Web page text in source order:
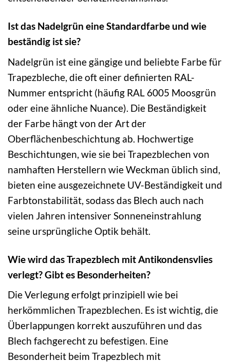
Ist das Nadelgrün eine Standardfarbe und wie
beständig ist sie?
Nadelgrün ist eine gängige und beliebte Farbe für
Trapezbleche, die oft einer definierten RAL-
Nummer entspricht (häufig RAL 6005 Moosgrün
oder eine ähnliche Nuance). Die Beständigkeit
der Farbe hängt von der Art der
Oberflächenbeschichtung ab. Hochwertige
Beschichtungen, wie sie bei Trapezblechen von
namhaften Herstellern wie Weckman üblich sind,
bieten eine ausgezeichnete UV-Beständigkeit und
Farbtonstabilität, sodass das Blech auch nach
vielen Jahren intensiver Sonneneinstrahlung
seine ursprüngliche Optik behält.
Wie wird das Trapezblech mit Antikondensvlies
verlegt? Gibt es Besonderheiten?
Die Verlegung erfolgt prinzipiell wie bei
herkömmlichen Trapezblechen. Es ist wichtig, die
Überlappungen korrekt auszuführen und das
Blech fachgerecht zu befestigen. Eine
Besonderheit beim Trapezblech mit